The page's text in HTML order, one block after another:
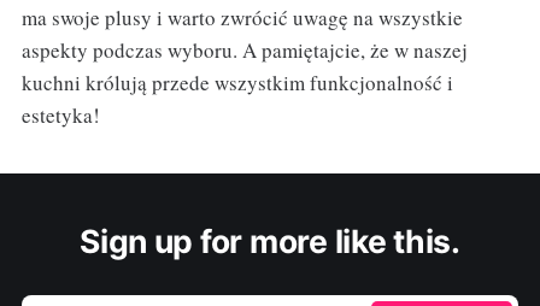
ma swoje plusy i warto zwrócić uwagę na wszystkie
aspekty podczas wyboru. A pamiętajcie, że w naszej
kuchni królują przede wszystkim funkcjonalność i
estetyka!
Sign up for more like this.